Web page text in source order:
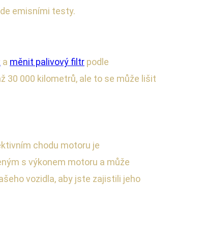
emisními testy.
a měnit palivový filtr podle
30 000 kilometrů, ale to se může lišit
chodu motoru je
s výkonem motoru a může
vozidla, aby jste zajistili jeho